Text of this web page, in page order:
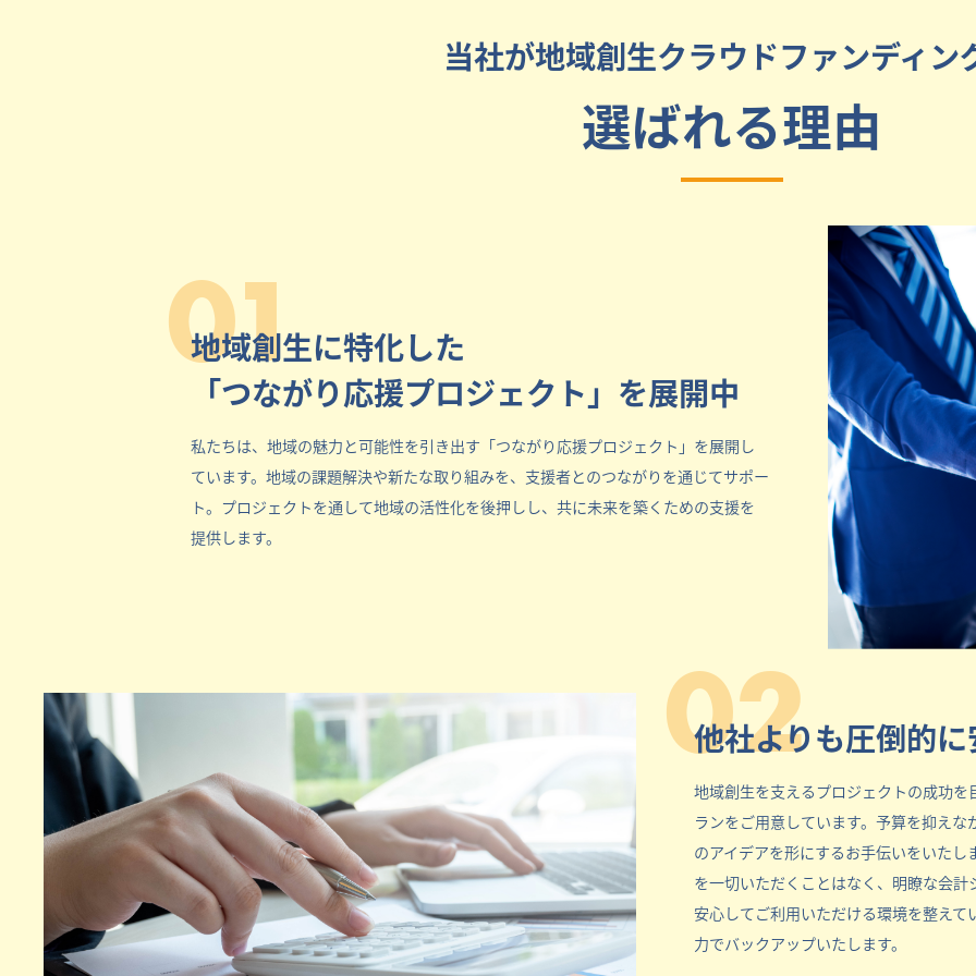
当社が地域創生クラウドファンディン
選ばれる理由
01
地域創生に特化した
「つながり応援プロジェクト」を展開中
私たちは、地域の魅力と可能性を引き出す「つながり応援プロジェクト」を展開し
ています。地域の課題解決や新たな取り組みを、支援者とのつながりを通じてサポー
ト。プロジェクトを通して地域の活性化を後押しし、共に未来を築くための支援を
提供します。
02
他社よりも圧倒的
地域創生を支えるプロジェクトの成功
ランをご用意しています。予算を抑え
のアイデアを形にするお手伝いをいた
を一切いただくことはなく、明瞭な会
安心してご利用いただける環境を整え
力でバックアップいたします。